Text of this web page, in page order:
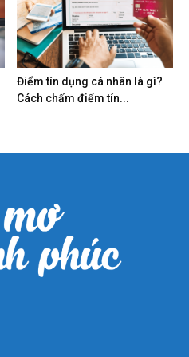
Điểm tín dụng cá nhân là gì?
Cách chấm điểm tín...